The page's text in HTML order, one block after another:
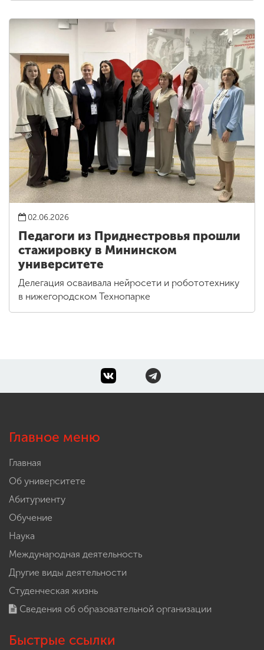
02.06.2026
Педагоги из Приднестровья прошли
стажировку в Мининском
университете
Делегация осваивала нейросети и робототехнику
в нижегородском Технопарке
Главное меню
Главная
Об университете
Абитуриенту
Обучение
Наука
Международная деятельность
Другие виды деятельности
Студенческая жизнь
Сведения об образовательной организации
Быстрые ссылки